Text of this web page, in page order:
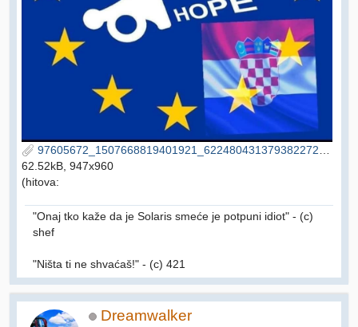
97605672_1507668819401921_6224804313793822720_n.jpg
62.52kB, 947x960
(hitova:
"Onaj tko kaže da je Solaris smeće je potpuni idiot" - (c)
shef
"Ništa ti ne shvaćaš!" - (c) 421
Dreamwalker